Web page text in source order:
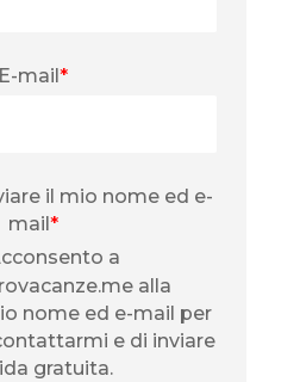
E-mail*
il mio nome ed e-
mail *
a
alla
nome ed e-mail per
e di inviare
gratuita.